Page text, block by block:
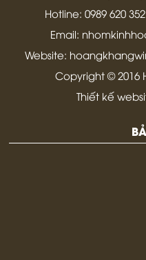
Hotline: 0989 620
Email:
Website:
Copyright © 2016
Thiết kế